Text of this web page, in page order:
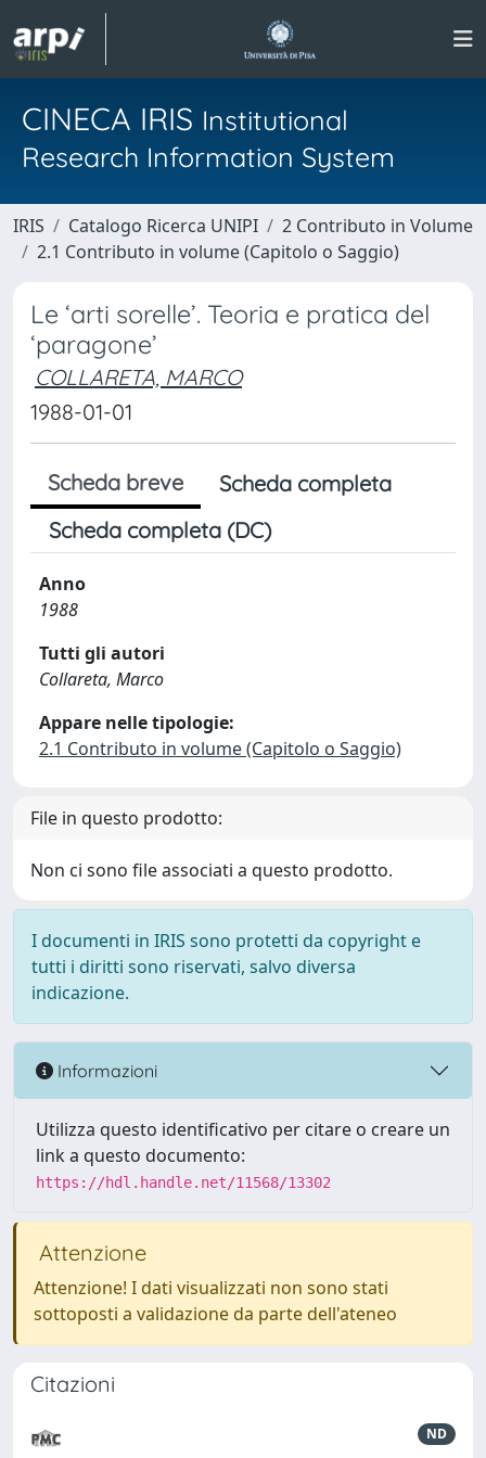
CINECA IRIS Institutional
Research Information System
IRIS Catalogo Ricerca UNIPI
2 Contributo in Volume
2.1 Contributo in volume (Capitolo o Saggio)
Le ‘arti sorelle’. Teoria e pratica del
‘paragone’
COLLARETA, MARCO
1988-01-01
Scheda breve
Scheda completa
Scheda completa (DC)
Anno
1988
Tutti gli autori
Collareta, Marco
Appare nelle tipologie:
2.1 Contributo in volume (Capitolo o Saggio)
File in questo prodotto:
Non ci sono file associati a questo prodotto.
I documenti in IRIS sono protetti da copyright e
tutti i diritti sono riservati, salvo diversa
indicazione.
Informazioni
Utilizza questo identificativo per citare o creare un
link a questo documento:
https://hdl.handle.net/11568/13302
Attenzione
Attenzione! I dati visualizzati non sono stati
sottoposti a validazione da parte dell'ateneo
Citazioni
ND